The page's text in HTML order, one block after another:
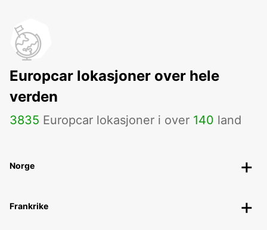
Europcar lokasjoner over hele
verden
3835 Europcar lokasjoner i over 140 land
Norge
Frankrike